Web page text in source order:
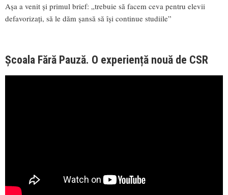
Așa a venit și primul brief: „trebuie să facem ceva pentru elevii
defavorizați, să le dăm șansă să își continue studiile”
Școala Fără Pauză. O experiență nouă de CSR